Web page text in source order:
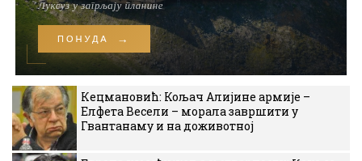
Кецмановић: Кољач Алијине армије –
Елфета Весели – морала завршити у
Гвантанаму и на доживотној